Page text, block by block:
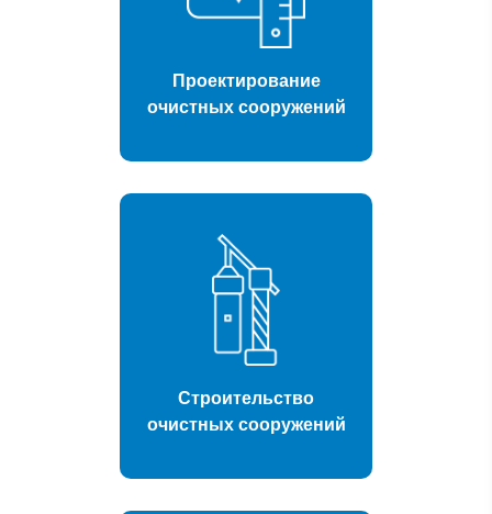
Проектирование
очистных сооружений
Строительство
очистных сооружений